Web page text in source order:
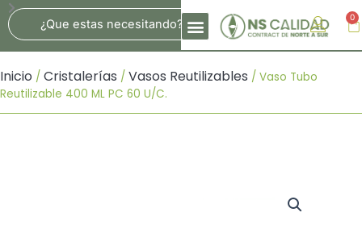
Al
Contenido
Search 0
Inicio / Cristalerías / Vasos Reutilizables / Vaso Tubo
Reutilizable 400 ML PC 60 U/c.